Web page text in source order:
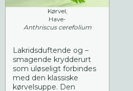
Kørvel,
Have-
Anthriscus cerefolium
Lakridsduftende og –
smagende krydderurt
som uløseligt forbindes
med den klassiske
kørvelsuppe. Den